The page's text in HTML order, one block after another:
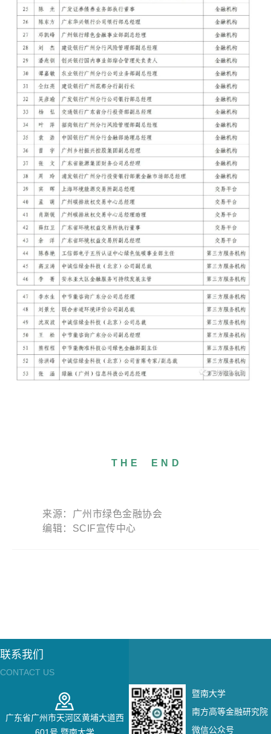
T H E E N D
来源：广州市绿色金融协会
编辑：SCIF宣传中心
联系我们
CONTACT US
广东省广州市天河区黄埔大道西
暨南大学
南方高等金融研究院
微信公众号